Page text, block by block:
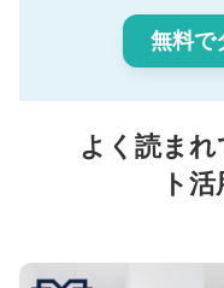
無料で
よく読ま
ト